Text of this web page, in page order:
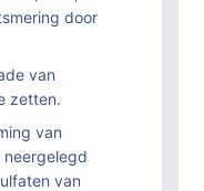
door
van
zetten.
van
neergelegd
van